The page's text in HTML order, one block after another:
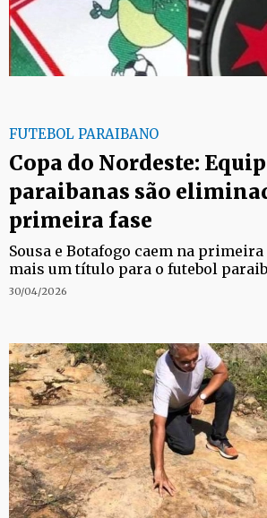
FUTEBOL PARAIBANO
Copa do Nordeste:
paraibanas são
primeira fase
Sousa e Botafogo caem na primeira
mais um título para o futebol
30/04/2026